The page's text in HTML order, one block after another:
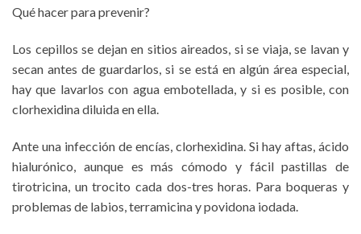
Qué hacer para prevenir?
Los cepillos se dejan en sitios aireados, si se viaja, se lavan y
secan antes de guardarlos, si se está en algún área especial,
hay que lavarlos con agua embotellada, y si es posible, con
clorhexidina diluida en ella.
Ante una infección de encías, clorhexidina. Si hay aftas, ácido
hialurónico, aunque es más cómodo y fácil pastillas de
tirotricina, un trocito cada dos-tres horas. Para boqueras y
problemas de labios, terramicina y povidona iodada.